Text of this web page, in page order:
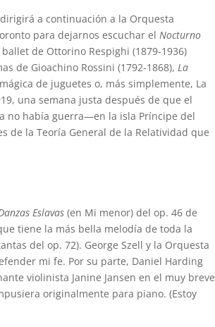
a continuación a la Orquesta
para dejarnos escuchar elNocturno
de Ottorino Respighi (1879-1936)
de Gioachino Rossini (1792-1868),La
de juguetes o, más simplemente, La
una semana justa después de que el
no había guerra—en la isla Príncipe del
de la Teoría General de la Relatividad que
Eslavas (en Mi menor) del op. 46 de
tiene la más bella melodía de toda la
del op. 72). George Szell y la Orquesta
mi fe. Por su parte, Daniel Harding
violinista Janine Jansen en el muy breve
originalmente para piano. (Estoy